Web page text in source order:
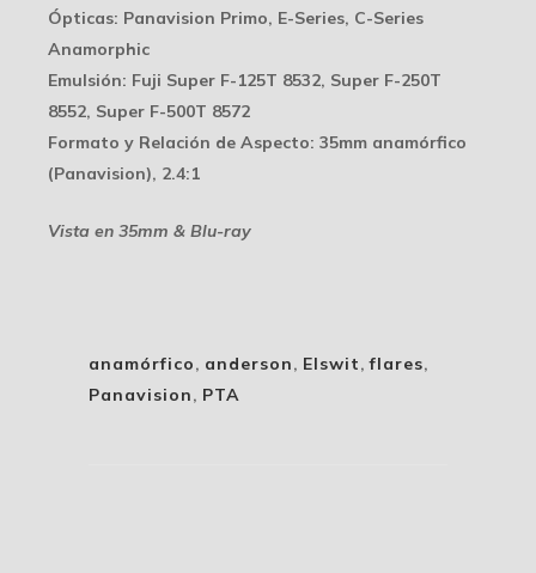
Ópticas: Panavision Primo, E-Series, C-Series
Anamorphic
Emulsión: Fuji Super F-125T 8532, Super F-250T
8552, Super F-500T 8572
Formato y Relación de Aspecto: 35mm anamórfico
(Panavision), 2.4:1
Vista en 35mm & Blu-ray
anamórfico, anderson, Elswit,flares,
Panavision, PTA